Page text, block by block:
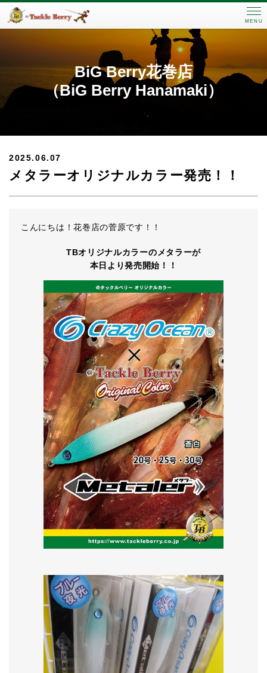
MENU
BiG Berry花巻店
（BiG Berry Hanamaki）
2025.06.07
メタラーオリジナルカラー発売！！
こんにちは！花巻店の菅原です！！
TBオリジナルカラーのメタラーが
本日より発売開始！！